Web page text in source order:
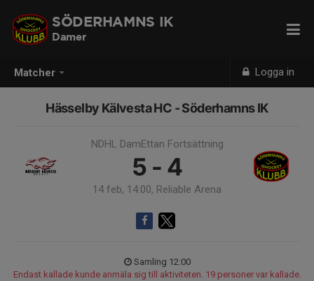
Matcher Logga in
SÖDERHAMNS IK
Damer
Hässelby Kälvesta HC - Söderhamns IK
NDHL DamEttan Fortsättning
5 - 4
14 feb, 14:00, Reliable Arena
Samling 12:00
Endast kallade kunde anmäla sig till aktiviteten. 19 personer var kallade.